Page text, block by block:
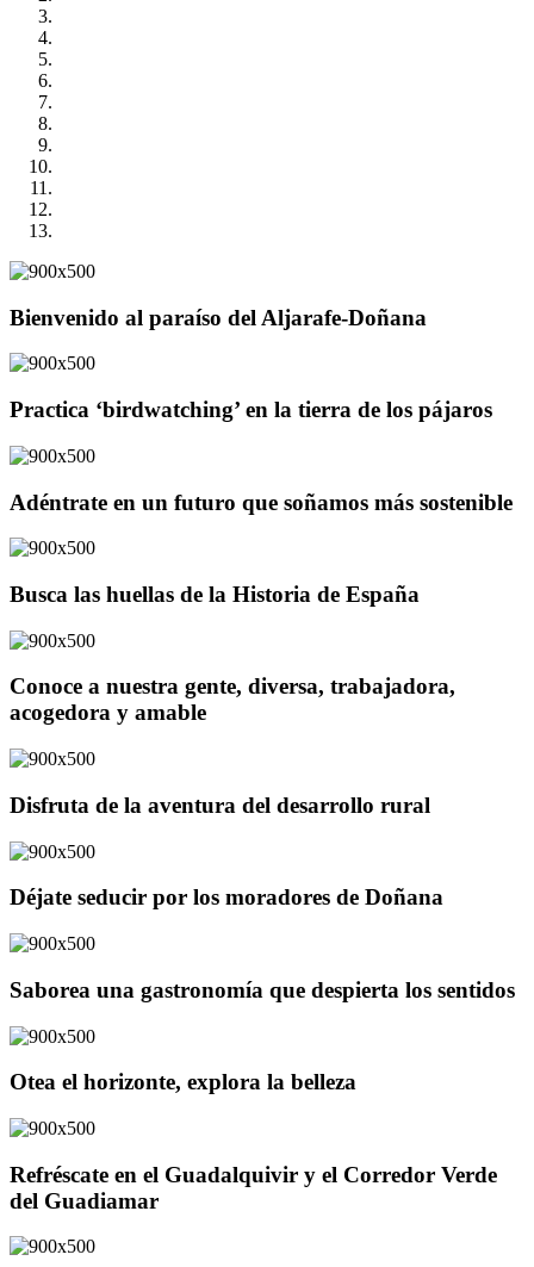
Bienvenido al paraíso del Aljarafe-Doñana
Practica ‘birdwatching’ en la tierra de los pájaros
Adéntrate en un futuro que soñamos más sostenible
Busca las huellas de la Historia de España
Conoce a nuestra gente, diversa, trabajadora,
acogedora y amable
Disfruta de la aventura del desarrollo rural
Déjate seducir por los moradores de Doñana
Saborea una gastronomía que despierta los sentidos
Otea el horizonte, explora la belleza
Refréscate en el Guadalquivir y el Corredor Verde
del Guadiamar